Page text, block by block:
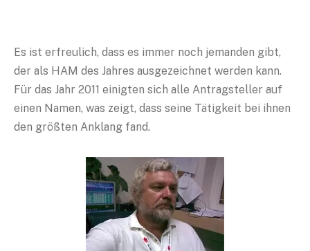
Es ist erfreulich, dass es immer noch jemanden gibt,
der als HAM des Jahres ausgezeichnet werden kann.
Für das Jahr 2011 einigten sich alle Antragsteller auf
einen Namen, was zeigt, dass seine Tätigkeit bei ihnen
den größten Anklang fand.